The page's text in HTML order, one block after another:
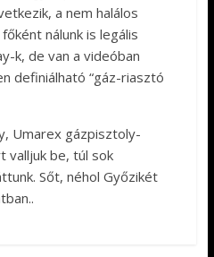
a nem halálos
nálunk is legális
k, de van a videóban
definiálható “gáz-riasztó
Umarex gázpisztoly-
valljuk be, túl sok
Sőt, néhol Győzikét